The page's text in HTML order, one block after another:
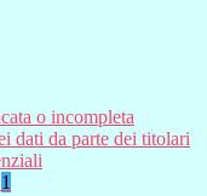
o incompleta
dati da parte dei titolari
1